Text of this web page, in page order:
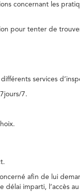
concernant les
pour tenter de
services
7.
afin de lui
imparti, l’accès